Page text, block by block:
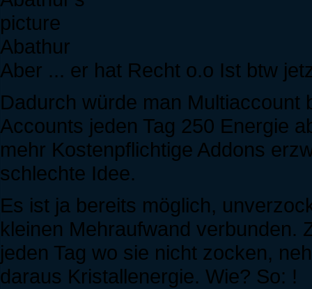
Abathur
Aber ... er hat Recht o.o Ist btw
Dadurch würde man Multiaccount
Accounts jeden Tag 250 Energie
mehr Kostenpflichtige Addons
schlechte Idee.
Es ist ja bereits möglich,
kleinen Mehraufwand verbunden.
jeden Tag wo sie nicht zocken,
daraus Kristallenergie. Wie? So: !